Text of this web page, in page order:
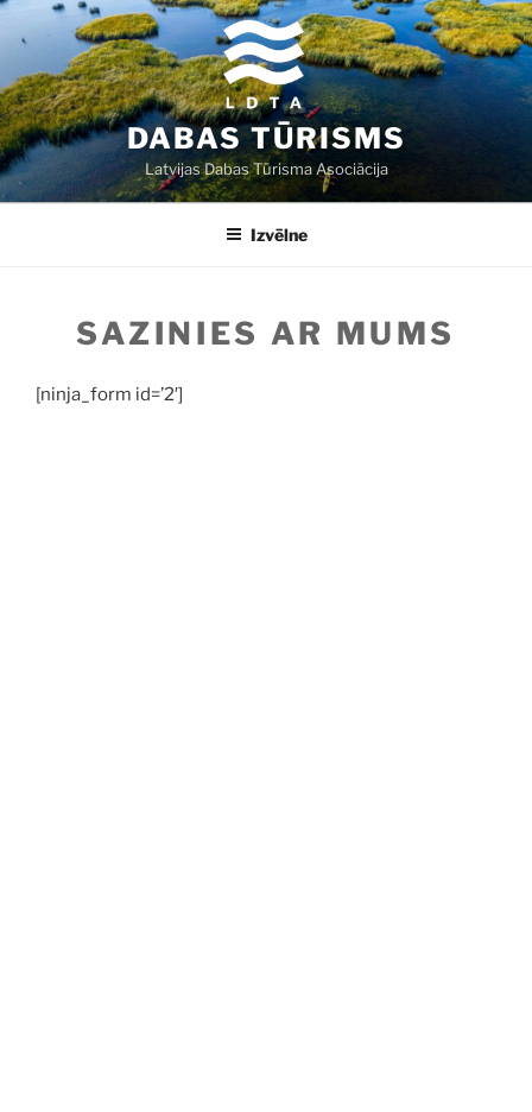
Doties
saturu
DABAS TŪRISMS
Latvijas Dabas Tūrisma Asociācija
Izvēlne
SAZINIES AR MUMS
[ninja_form id=’2′]